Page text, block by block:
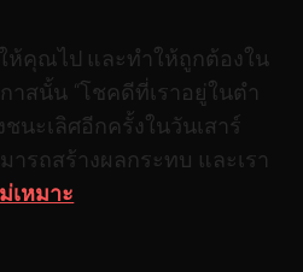
ห้คุณไป และทําให้ถูกต้องใน
สนั้น “โชคดีที่เราอยู่ในตํา
นะเลิศอีกครั้งในวันเสาร์
ารถสร้างผลกระทบ และเรา
เหมาะ